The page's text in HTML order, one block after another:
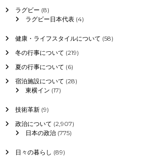
ラグビー (8)
ラグビー日本代表 (4)
健康・ライフスタイルについて (58)
冬の行事について (219)
夏の行事について (6)
宿泊施設について (28)
東横イン (17)
技術革新 (9)
政治について (2,907)
日本の政治 (775)
日々の暮らし (89)